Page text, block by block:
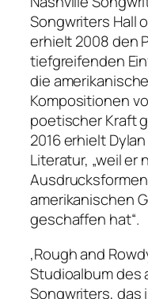
Songwriters Hall
erhielt 2008 den
tiefgreifenden
die
Kompositionen
poetischer Kraft
2016 erhielt
Literatur, „weil
amerikanischen
geschaffen hat“.
‚Rough and
Studioalbum des
Songwriters, das